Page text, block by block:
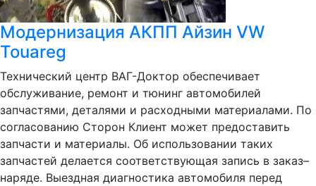
Модернизация АКПП Айзин VW
Touareg
Технический центр ВАГ-Доктор обеспечивает
обслуживание, ремонт и тюнинг автомобилей
запчастями, деталями и расходными материалами. По
согласованию Сторон Клиент может предоставить
запчасти и материалы. Об использовании таких
запчастей делается соответствующая запись в заказ–
наряде. Выездная диагностика автомобиля перед